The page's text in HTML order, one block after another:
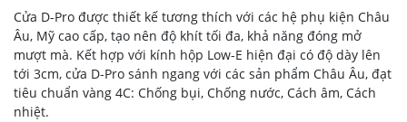
Cửa D-Pro được thiết kế tương thích với các hệ phụ kiện Châu
Âu, Mỹ cao cấp, tạo nên độ khít tối đa, khả năng đóng mở
mượt mà. Kết hợp với kính hộp Low-E hiện đại có độ dày lên
tới 3cm, cửa D-Pro sánh ngang với các sản phẩm Châu Âu, đạt
tiêu chuẩn vàng 4C: Chống bụi, Chống nước, Cách âm, Cách
nhiệt.